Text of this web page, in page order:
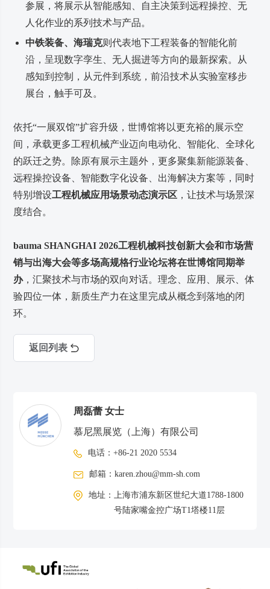
参展，将展示从智能感知、自主决策到远程操控、无
人化作业的系列技术与产品。
中铁装备、海瑞克则代表地下工程装备的智能化前
沿，呈现数字孪生、无人掘进等方向的最新探索。从
感知到控制，从元件到系统，前沿技术从实验室移步
展台，触手可及。
依托“一展双馆”扩容升级，世博馆将以更充裕的展示空
间，承载更多工程机械产业迈向电动化、智能化、全球化
的跃迁之势。除原有展示主题外，更多聚集新能源装备、
远程操控设备、智能数字化设备、出海解决方案等，同时
特别增设工程机械应用场景动态演示区 ，让技术与场景深
度结合。
bauma SHANGHAI 2026工程机械科技创新大会和市场营
销与出海大会等多场高规格行业论坛将在世博馆同期举
办，汇聚技术与市场的双向对话。理念、应用、展示、体
验四位一体，新质生产力在这里完成从概念到落地的闭
环。
返回列表
周磊蕾 女士
慕尼黑展览（上海）有限公司
电话：+86-21 2020 5534
邮箱：karen.zhou@mm-sh.com
地址：上海市浦东新区世纪大道1788-1800
号陆家嘴金控广场T1塔楼11层